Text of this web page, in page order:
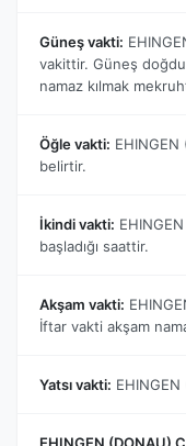
Güneş vakti:
vakittir. Güneş
namaz kılmak
Öğle vakti:
belirtir.
İkindi vakti:
başladığı saattir.
Akşam vakti:
İftar vakti akşam
Yatsı vakti:
EHINGEN (DONAU)